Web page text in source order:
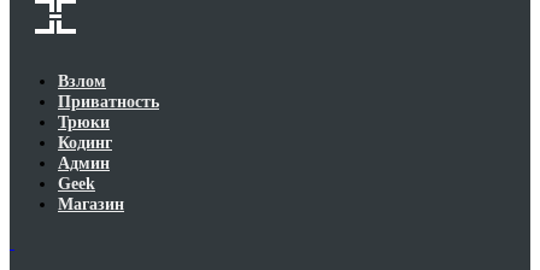
Взлом
Приватность
Трюки
Кодинг
Админ
Geek
Магазин